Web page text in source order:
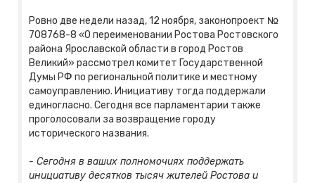
Ровно две недели назад, 12 ноября, законопроект №
708768-8 «О переименовании Ростова Ростовского
района Ярославской области в город Ростов
Великий» рассмотрел комитет Государственной
Думы РФ по региональной политике и местному
самоуправлению. Инициативу тогда поддержали
единогласно. Сегодня все парламентарии также
проголосовали за возвращение городу
исторического названия.
- Сегодня в ваших полномочиях поддержать
инициативу десятков тысяч жителей Ростова и